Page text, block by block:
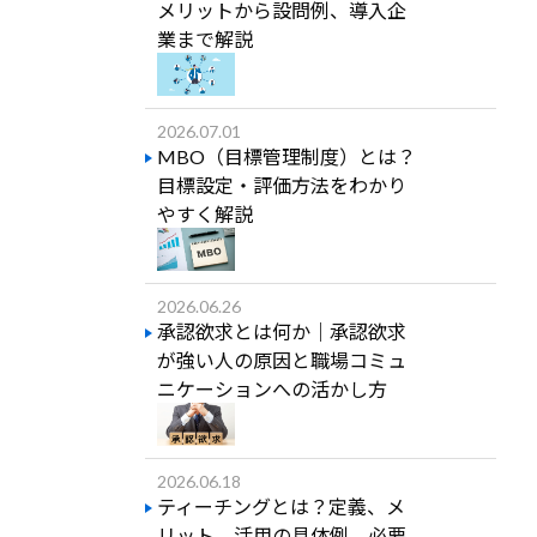
メリットから設問例、導入企
業まで解説
2026.07.01
MBO（目標管理制度）とは？
目標設定・評価方法をわかり
やすく解説
2026.06.26
承認欲求とは何か｜承認欲求
が強い人の原因と職場コミュ
ニケーションへの活かし方
2026.06.18
ティーチングとは？定義、メ